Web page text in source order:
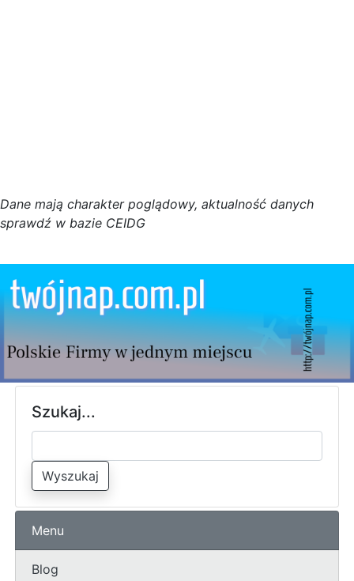
Dane mają charakter poglądowy, aktualność danych
sprawdź w bazie CEIDG
Szukaj...
Wyszukaj
Menu
Blog